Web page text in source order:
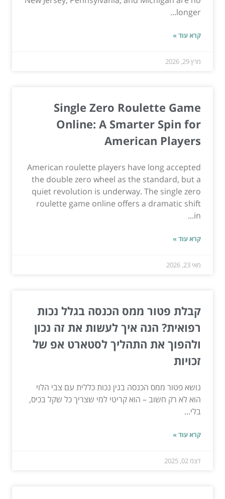
longer...
קרא עוד »
מרץ 29, 2026
Single Zero Roulette Game
Online: A Smarter Spin for
American Players
American roulette players have long accepted
the double zero wheel as the standard, but a
quiet revolution is underway. The single zero
roulette game online offers a dramatic shift
in...
קרא עוד »
מאי 23, 2026
קבלת פטור ממס הכנסה בגלל נכות
רפואית? הנה איך לעשות את זה נכון
ולהפוך את התהליך לסטארט אפ של
זכויות
נושא פטור ממס הכנסה בגין נכות כללית עם צבי הלוי
הוא לא רק חשוב – הוא קריטי למי שצריך כל שקל בכיס,
בלי...
קרא עוד »
דצמ 02, 2025